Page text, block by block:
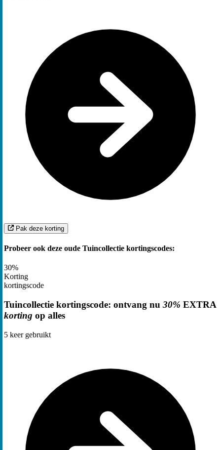
Pak deze korting
Probeer ook deze oude Tuincollectie kortingscodes:
30%
Korting
kortingscode
Tuincollectie kortingscode: ontvang nu 30% EXTRA
korting op alles
5 keer gebruikt